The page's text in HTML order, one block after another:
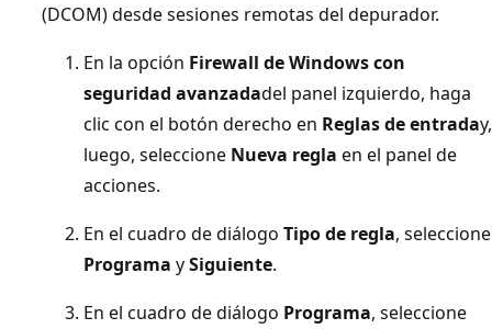
(DCOM) desde sesiones remotas del depurador.
En la opción Firewall de Windows con
seguridad avanzadadel panel izquierdo, haga
clic con el botón derecho en Reglas de entraday,
luego, seleccione Nueva regla en el panel de
acciones.
En el cuadro de diálogo Tipo de regla, seleccione
Programa ySiguiente.
En el cuadro de diálogo Programa, seleccione